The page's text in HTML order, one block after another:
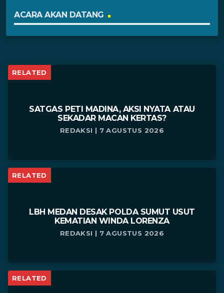
ACARA AKAN DATANG
RELATED
SATGAS PETI MADINA, AKSI NYATA ATAU
SEKADAR MACAN KERTAS?
REDAKSI | 7 AGUSTUS 2026
RELATED
LBH MEDAN DESAK POLDA SUMUT USUT
KEMATIAN WINDA LORENZA
REDAKSI | 7 AGUSTUS 2026
RELATED